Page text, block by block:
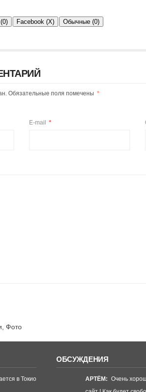
Facebook (X) Обычные (0)
Обязательные поля помечены *
E-mail *
Фото
в Токио
ОБСУЖДЕНИЯ
АРТЁМ: Очень